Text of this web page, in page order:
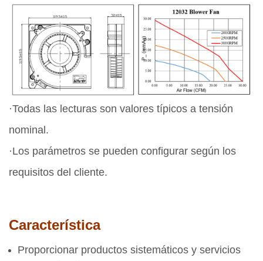
·Todas las lecturas son valores típicos a tensión
nominal.
·Los parámetros se pueden configurar según los
requisitos del cliente.
Característica
Proporcionar productos sistemáticos y servicios